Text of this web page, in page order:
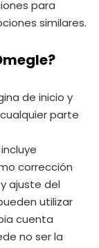
para
similares.
de inicio y
parte
corrección
ajuste del
utilizar
cuenta
no ser la